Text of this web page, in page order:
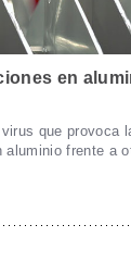
en
que provoca
aluminio frente a